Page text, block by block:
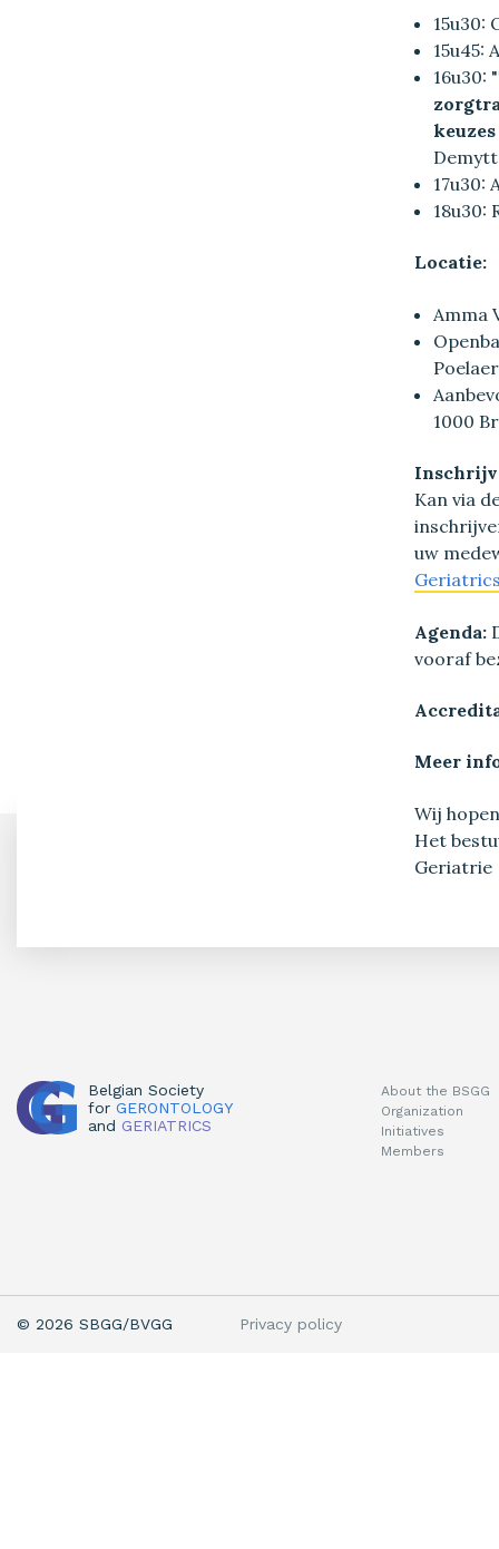
15u30:
15u45:
16u30: "
17u30:
18u30:
Locatie:
Amma
1000
Kan via
uw
Agenda:
vooraf
Meer
Wij
Het
Geriatrie
Belgian Society
for GERONTOLOGY
and GERIATRICS
About the BSGG
Organization
Initiatives
Members
© 2026 SBGG/BVGG Privacy policy